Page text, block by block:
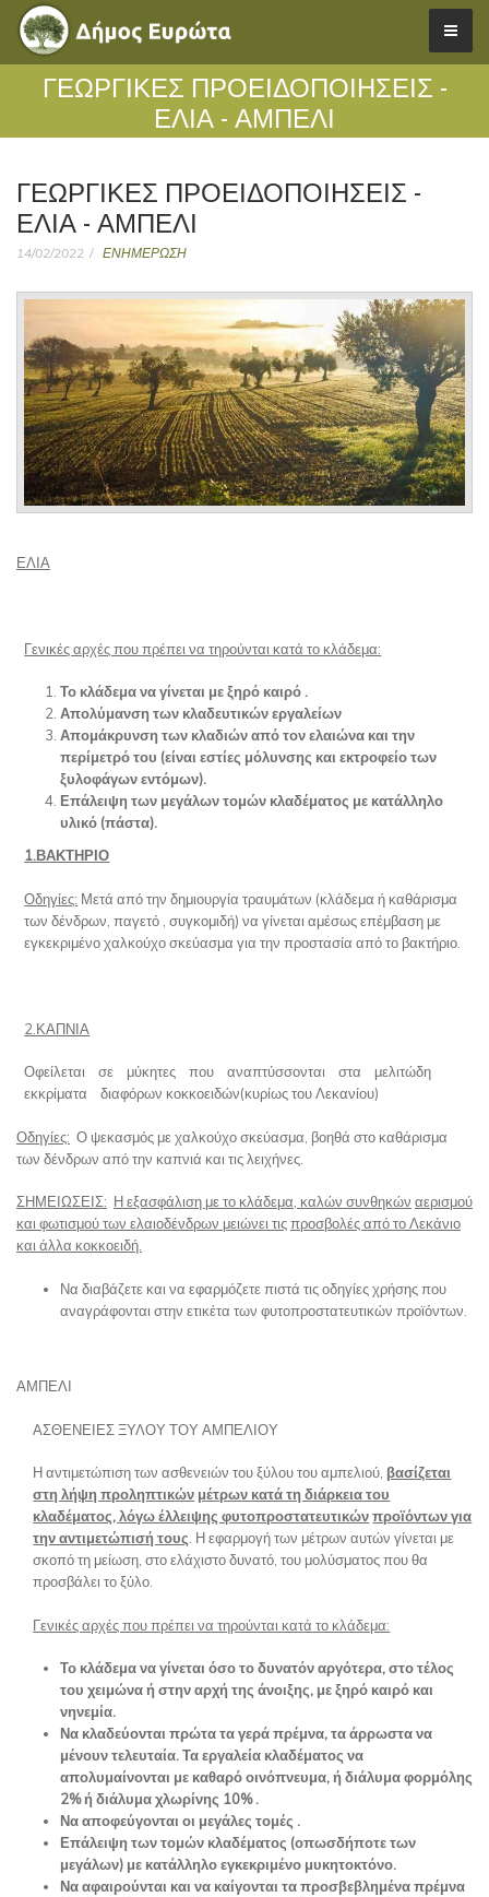
ΓΕΩΡΓΙΚΕΣ ΠΡΟΕΙΔΟΠΟΙΗΣΕΙΣ -
ΕΛΙΑ - ΑΜΠΕΛΙ
ΓΕΩΡΓΙΚΕΣ ΠΡΟΕΙΔΟΠΟΙΗΣΕΙΣ -
ΕΛΙΑ - ΑΜΠΕΛΙ
14/02/2022 ΕΝΗΜΕΡΩΣΗ
ΕΛΙΑ
Γενικές αρχές που πρέπει να τηρούνται κατά το κλάδεμα:
Το κλάδεμα να γίνεται με ξηρό καιρό .
Απολύμανση των κλαδευτικών εργαλείων
Απομάκρυνση των κλαδιών από τον ελαιώνα και την
περίμετρό του (είναι εστίες μόλυνσης και εκτροφείο των
ξυλοφάγων εντόμων).
Επάλειψη των μεγάλων τομών κλαδέματος με κατάλληλο
υλικό (πάστα).
1.ΒΑΚΤΗΡΙΟ
Οδηγίες: Μετά από την δημιουργία τραυμάτων (κλάδεμα ή καθάρισμα
των δένδρων, παγετό , συγκομιδή) να γίνεται αμέσως επέμβαση με
εγκεκριμένο χαλκούχο σκεύασμα για την προστασία από το βακτήριο.
2.ΚΑΠΝΙΑ
Οφείλεται σε μύκητες που αναπτύσσονται στα μελιτώδη
εκκρίματα διαφόρων κοκκοειδών(κυρίως του Λεκανίου)
Οδηγίες: Ο ψεκασμός με χαλκούχο σκεύασμα, βοηθά στο καθάρισμα
των δένδρων από την καπνιά και τις λειχήνες.
ΣΗΜΕΙΩΣΕΙΣ: Η εξασφάλιση με το κλάδεμα, καλών συνθηκών αερισμού
και φωτισμού των ελαιοδένδρων μειώνει τιςπροσβολές από το Λεκάνιο
και άλλα κοκκοειδή.
Να διαβάζετε και να εφαρμόζετε πιστά τις οδηγίες χρήσης που
αναγράφονται στην ετικέτα των φυτοπροστατευτικών προϊόντων.
ΑΜΠΕΛΙ
ΑΣΘΕΝΕΙΕΣ ΞΥΛΟΥ ΤΟΥ ΑΜΠΕΛΙΟΥ
Η αντιμετώπιση των ασθενειών του ξύλου του αμπελιού, βασίζεται
στη λήψη προληπτικών μέτρων κατά τη διάρκεια του
κλαδέματος, λόγω έλλειψης φυτοπροστατευτικών προϊόντων για
την αντιμετώπισή τους. Η εφαρμογή των μέτρων αυτών γίνεται με
σκοπό τη μείωση, στο ελάχιστο δυνατό, του μολύσματος που θα
προσβάλει το ξύλο.
Γενικές αρχές που πρέπει να τηρούνται κατά το κλάδεμα:
Το κλάδεμα να γίνεται όσο το δυνατόν αργότερα, στο τέλος
του χειμώνα ή στην αρχή της άνοιξης, με ξηρό καιρό και
νηνεμία.
Να κλαδεύονται πρώτα τα γερά πρέμνα, τα άρρωστα να
μένουν τελευταία. Τα εργαλεία κλαδέματος να
απολυμαίνονται με καθαρό οινόπνευμα, ή διάλυμα φορμόλης
2% ή διάλυμα χλωρίνης 10% .
Να αποφεύγονται οι μεγάλες τομές .
Επάλειψη των τομών κλαδέματος (οπωσδήποτε των
μεγάλων) με κατάλληλο εγκεκριμένο μυκητοκτόνο.
Να αφαιρούνται και να καίγονται τα προσβεβλημένα πρέμνα